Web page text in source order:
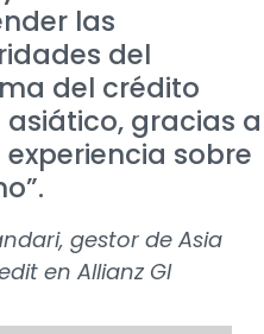
las
del
del crédito
gracias a
sobre
gestor de Asia
en Allianz GI